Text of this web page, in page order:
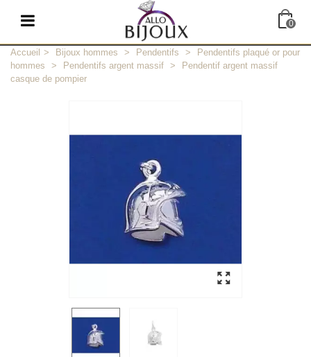
0
Accueil > Bijoux hommes > Pendentifs >
Pendentifs plaqué or pour
hommes
> Pendentifs argent massif >
Pendentif argent massif
casque de pompier